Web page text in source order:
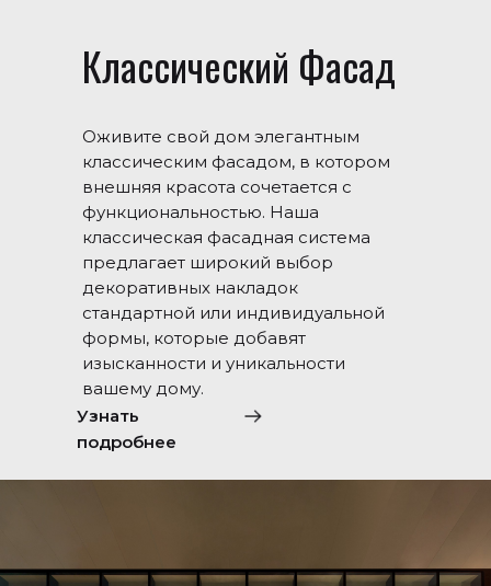
Узнать
подробнее
Классический Фасад
Оживите свой дом элегантным
классическим фасадом, в котором
внешняя красота сочетается с
функциональностью. Наша
классическая фасадная система
предлагает широкий выбор
декоративных накладок
стандартной или индивидуальной
формы, которые добавят
изысканности и уникальности
вашему дому.